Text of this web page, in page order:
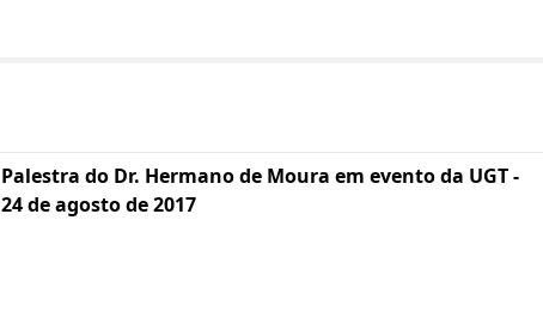
Palestra do Dr. Hermano de Moura em evento da UGT -
24 de agosto de 2017